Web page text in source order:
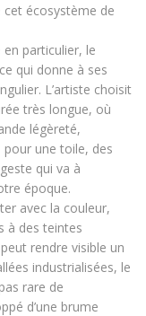
écosystème de
en particulier, le
qui donne à ses
L’artiste choisit
très longue, où
légèreté,
une toile, des
qui va à
époque.
avec la couleur,
à des teintes
rendre visible un
industrialisées, le
rare de
d’une brume